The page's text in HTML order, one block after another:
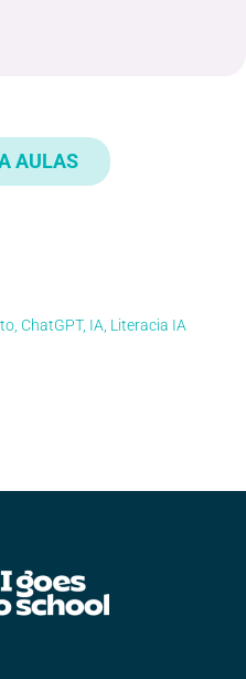
AULAS
, ChatGPT, IA, Literacia IA